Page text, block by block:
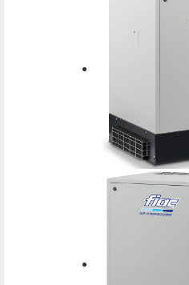
AUTENTIFICARE